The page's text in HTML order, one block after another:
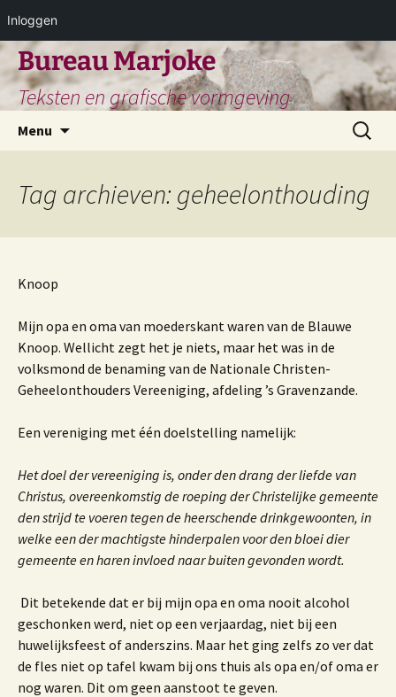
Inloggen
Ga
naar
inhoud
Bureau Marjoke
Teksten en grafische vormgeving
Menu
Zoeken
naar:
Tag archieven: geheelonthouding
Knoop
Mijn opa en oma van moederskant waren van de Blauwe
Knoop. Wellicht zegt het je niets, maar het was in de
volksmond de benaming van de Nationale Christen-
Geheelonthouders Vereeniging, afdeling ’s Gravenzande.
Een vereniging met één doelstelling namelijk:
Het doel der vereeniging is, onder den drang der liefde van
Christus, overeenkomstig de roeping der Christelijke gemeente
den strijd te voeren tegen de heerschende drinkgewoonten, in
welke een der machtigste hinderpalen voor den bloei dier
gemeente en haren invloed naar buiten gevonden wordt.
Dit betekende dat er bij mijn opa en oma nooit alcohol
geschonken werd, niet op een verjaardag, niet bij een
huwelijksfeest of anderszins. Maar het ging zelfs zo ver dat
de fles niet op tafel kwam bij ons thuis als opa en/of oma er
nog waren. Dit om geen aanstoot te geven.